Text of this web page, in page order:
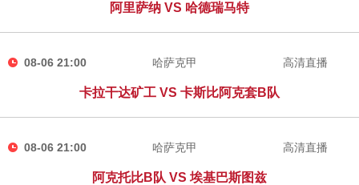
阿里萨纳 VS 哈德瑞马特
08-06 21:00 哈萨克甲
卡拉干达矿工 VS 卡斯比阿克套B队
高清直播
08-06 21:00 哈萨克甲
阿克托比B队 VS 埃基巴斯图兹
高清直播